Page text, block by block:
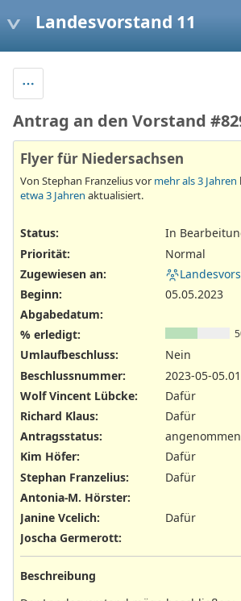
Landesvorstand 11
Antrag an den Vorstand
Flyer für Niedersachsen
Von Stephan Franzelius vor mehr als 3 Jahren
etwa 3 Jahren aktualisiert.
Status:
In
Priorität:
Normal
Zugewiesen an:
Beginn:
05.05.2023
Abgabedatum:
% erledigt:
Umlaufbeschluss:
Nein
Beschlussnummer:
2023-05-05.01
Wolf Vincent Lübcke:
Dafür
Richard Klaus:
Dafür
Antragsstatus:
angenommen
Kim Höfer:
Dafür
Stephan Franzelius:
Dafür
Antonia-M. Hörster:
Janine Vcelich:
Dafür
Joscha Germerott:
Beschreibung